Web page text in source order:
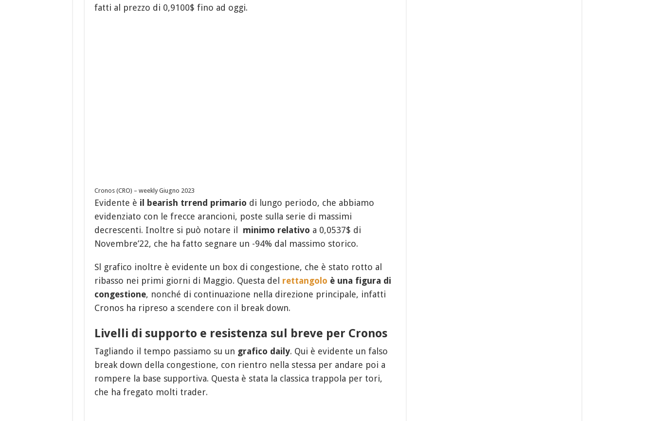
fatti al prezzo di 0,9100$ fino ad oggi.
Cronos (CRO) – weekly Giugno 2023
Evidente è il bearish trrend primario di lungo periodo, che abbiamo
evidenziato con le frecce arancioni, poste sulla serie di massimi
decrescenti. Inoltre si può notare il minimo relativo a 0,0537$ di
Novembre’22, che ha fatto segnare un -94% dal massimo storico.
Sl grafico inoltre è evidente un box di congestione, che è stato rotto al
ribasso nei primi giorni di Maggio. Questa del rettangolo è una figura di
congestione, nonché di continuazione nella direzione principale, infatti
Cronos ha ripreso a scendere con il break down.
Livelli di supporto e resistenza sul breve per Cronos
Tagliando il tempo passiamo su un grafico daily. Qui è evidente un falso
break down della congestione, con rientro nella stessa per andare poi a
rompere la base supportiva. Questa è stata la classica trappola per tori,
che ha fregato molti trader.